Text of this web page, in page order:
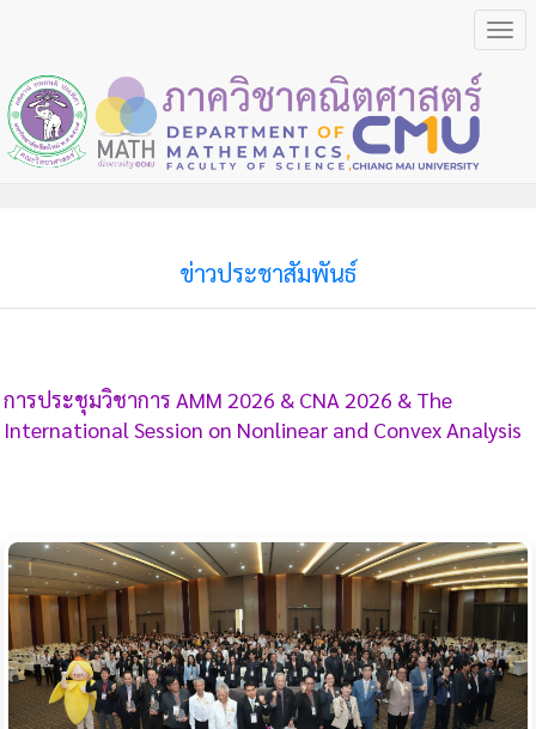
ข่าวประชาสัมพันธ์
การประชุมวิชาการ AMM 2026 & CNA 2026 & The
International Session on Nonlinear and Convex Analysis